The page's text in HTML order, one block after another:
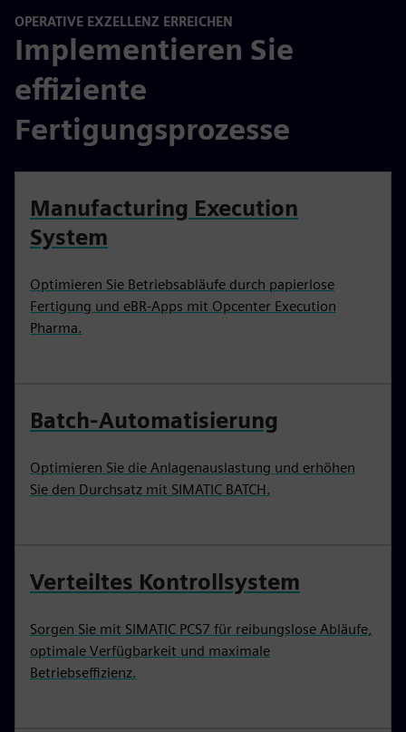
OPERATIVE EXZELLENZ ERREICHEN
Implementieren Sie
effiziente
Fertigungsprozesse
Manufacturing Execution
System
Optimieren Sie Betriebsabläufe durch papierlose
Fertigung und eBR-Apps mit Opcenter Execution
Pharma.
Batch-Automatisierung
Optimieren Sie die Anlagenauslastung und erhöhen
Sie den Durchsatz mit SIMATIC BATCH.
Verteiltes Kontrollsystem
Sorgen Sie mit SIMATIC PCS7 für reibungslose Abläufe,
optimale Verfügbarkeit und maximale
Betriebseffizienz.